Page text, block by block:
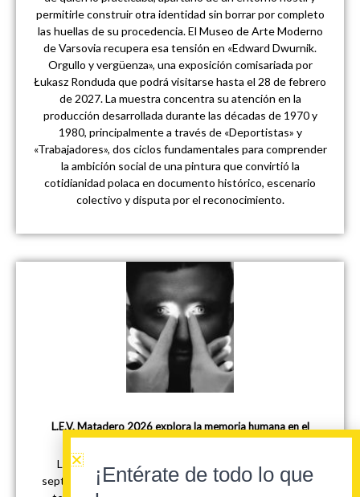
permitirle construir otra identidad sin borrar por completo
las huellas de su procedencia. El Museo de Arte Moderno
de Varsovia recupera esa tensión en «Edward Dwurnik.
Orgullo y vergüenza», una exposición comisariada por
Łukasz Ronduda que podrá visitarse hasta el 28 de febrero
de 2027. La muestra concentra su atención en la
producción desarrollada durante las décadas de 1970 y
1980, principalmente a través de «Deportistas» y
«Trabajadores», dos ciclos fundamentales para comprender
la ambición social de una pintura que convirtió la
cotidianidad polaca en documento histórico, escenario
colectivo y disputa por el reconocimiento.
L.E.V. Matadero 2026 explora la memoria humana en el
territorio incierto de la tecnología
L.E.V. Matadero regresará a Madrid del 17 al 20 de
septiembre de 2026 con una programación que utiliza la
¡Entérate de todo lo que